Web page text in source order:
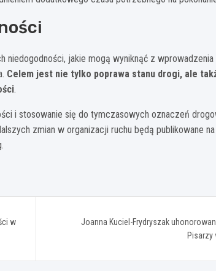
jakie mogą wyniknąć z wprowadzenia
Celem jest nie tylko poprawa stanu drogi, ale
.
i stosowanie się do tymczasowych oznaczeń
zmian w organizacji ruchu będą publikowane
w
Joanna Kuciel-Frydryszak
Pisarzy